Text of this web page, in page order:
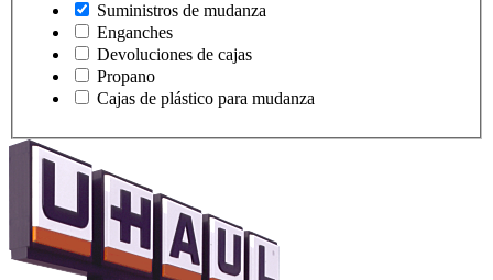
Suministros de mudanza
Enganches
Devoluciones de cajas
Propano
Cajas de plástico para mudanza